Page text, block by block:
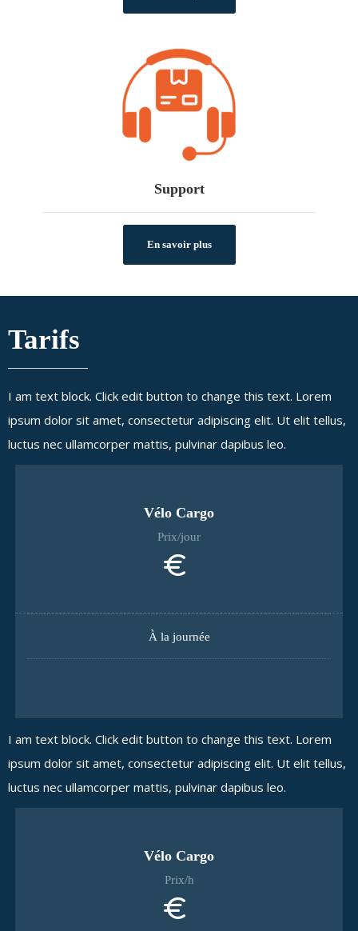
Support
En savoir plus
Tarifs
I am text block. Click edit button to change this text. Lorem
ipsum dolor sit amet, consectetur adipiscing elit. Ut elit tellus,
luctus nec ullamcorper mattis, pulvinar dapibus leo.
Vélo Cargo
Prix/jour
€
À la journée
I am text block. Click edit button to change this text. Lorem
ipsum dolor sit amet, consectetur adipiscing elit. Ut elit tellus,
luctus nec ullamcorper mattis, pulvinar dapibus leo.
Vélo Cargo
Prix/h
€